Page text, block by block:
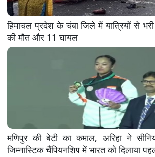
हिमाचल प्रदेश के चंबा जिले में यात्रियों से
की मौत और 11 घायल
मणिपुर की बेटी का कमाल, अरिहा ने
जिम्नास्टिक चैंपियनशिप में भारत को दिलाया